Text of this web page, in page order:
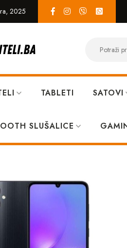
2025
TABLETI SATOVI
SLUŠALICE
Samsung A05 4GB 64GB